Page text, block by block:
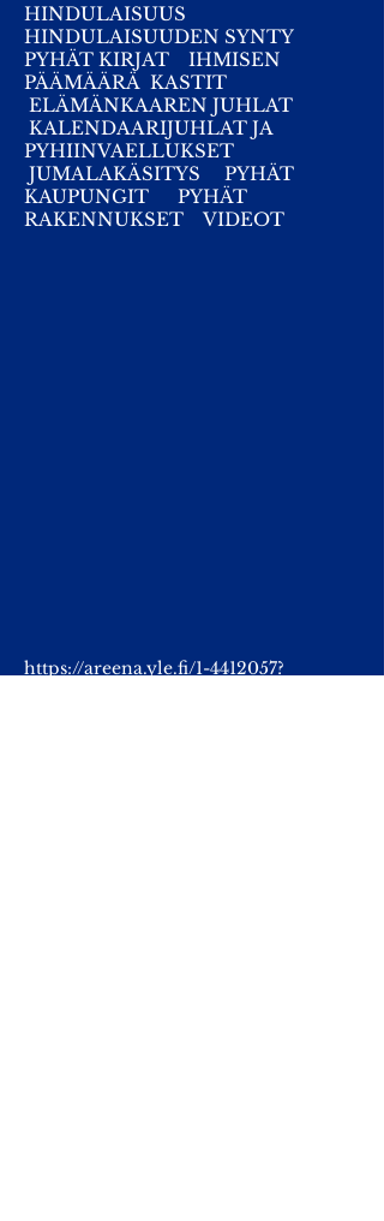
HINDULAISUUS
HINDULAISUUDEN SYNTY
PYHÄT KIRJAT
IHMISEN
PÄÄMÄÄRÄ KASTIT
ELÄMÄNKAAREN JUHLAT
KALENDAARIJUHLAT JA
PYHIINVAELLUKSET
JUMALAKÄSITYS
PYHÄT
KAUPUNGIT
PYHÄT
RAKENNUKSET
VIDEOT
https://areena.yle.fi/1-4412057?